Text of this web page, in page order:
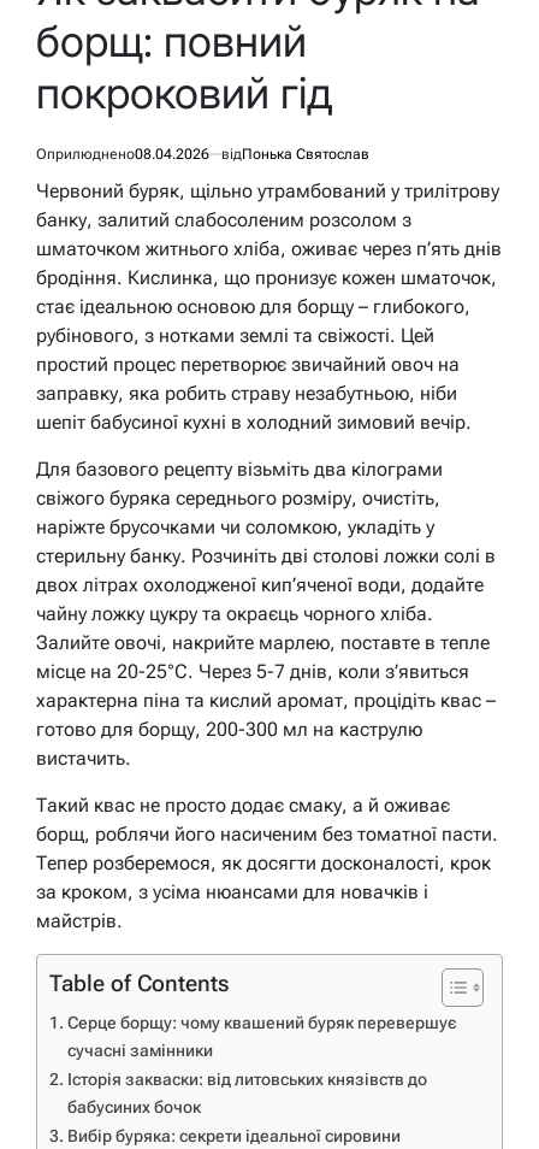
борщ: повний
покроковий гід
Оприлюднено08.04.2026 відПонька Святослав
Червоний буряк, щільно утрамбований у трилітрову
банку, залитий слабосоленим розсолом з
шматочком житнього хліба, оживає через п’ять днів
бродіння. Кислинка, що пронизує кожен шматочок,
стає ідеальною основою для борщу – глибокого,
рубінового, з нотками землі та свіжості. Цей
простий процес перетворює звичайний овоч на
заправку, яка робить страву незабутньою, ніби
шепіт бабусиної кухні в холодний зимовий вечір.
Для базового рецепту візьміть два кілограми
свіжого буряка середнього розміру, очистіть,
наріжте брусочками чи соломкою, укладіть у
стерильну банку. Розчиніть дві столові ложки солі в
двох літрах охолодженої кип’яченої води, додайте
чайну ложку цукру та окраєць чорного хліба.
Залийте овочі, накрийте марлею, поставте в тепле
місце на 20-25°C. Через 5-7 днів, коли з’явиться
характерна піна та кислий аромат, процідіть квас –
готово для борщу, 200-300 мл на каструлю
вистачить.
Такий квас не просто додає смаку, а й оживає
борщ, роблячи його насиченим без томатної пасти.
Тепер розберемося, як досягти досконалості, крок
за кроком, з усіма нюансами для новачків і
майстрів.
Table of Contents
Серце борщу: чому квашений буряк перевершує
сучасні замінники
Історія закваски: від литовських князівств до
бабусиних бочок
Вибір буряка: секрети ідеальної сировини